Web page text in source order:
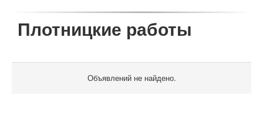
Плотницкие работы
Объявлений не найдено.